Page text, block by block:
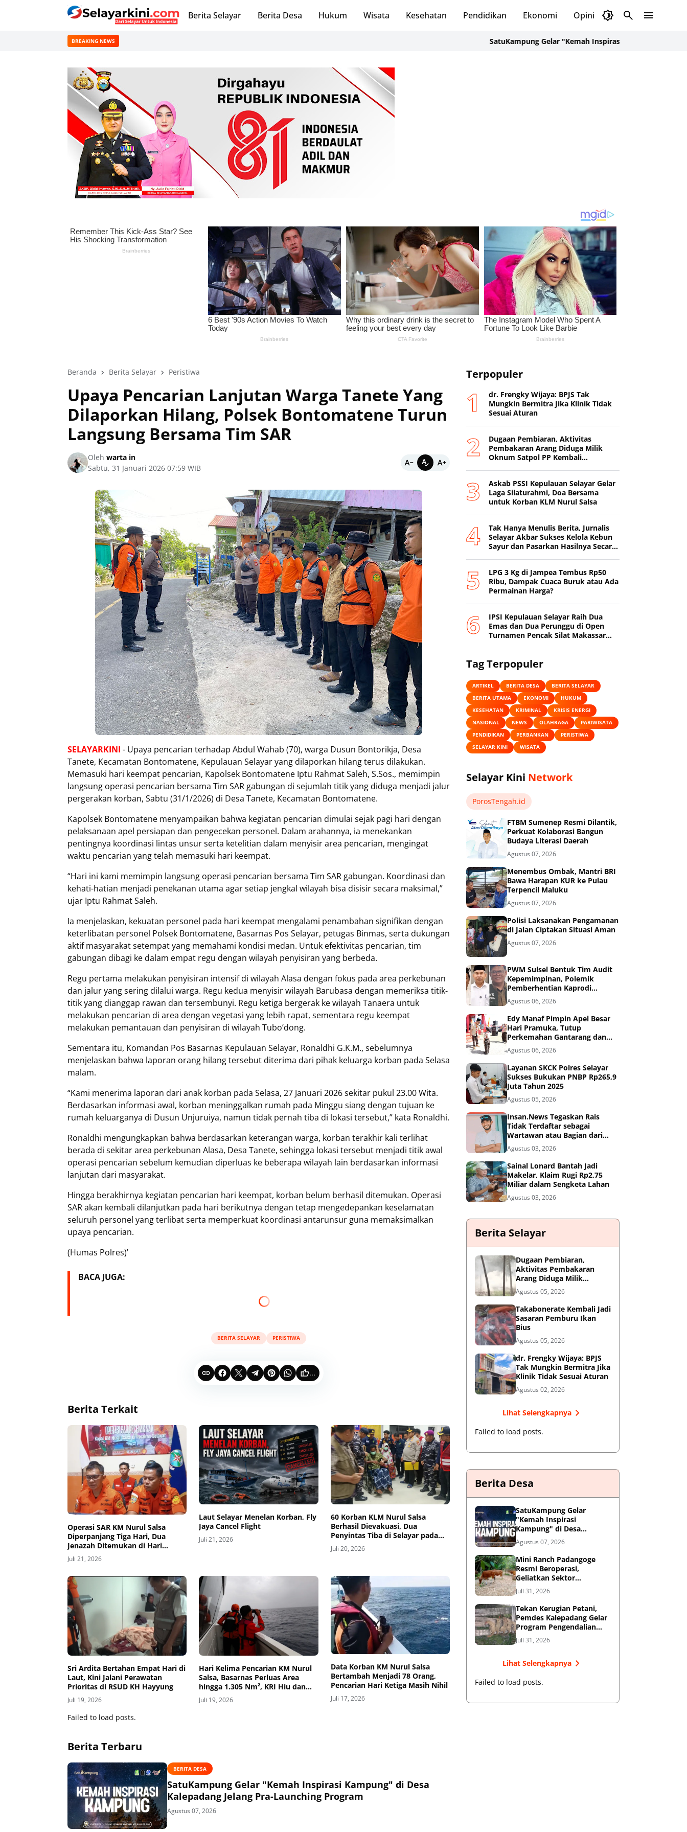
Berita Selayar Berita Desa Hukum Wisata Kesehatan Pendidikan Ekonomi Opini Selayar Kini
BREAKING NEWS SatuKampung Gelar "Kemah Inspirasi Kampung" di Desa
Beranda Berita Selayar Peristiwa
Upaya Pencarian Lanjutan Warga Tanete Yang
Dilaporkan Hilang, Polsek Bontomatene Turun
Langsung Bersama Tim SAR
Oleh warta in
Sabtu, 31 Januari 2026 07:59 WIB
SELAYARKINI - Upaya pencarian terhadap Abdul Wahab (70), warga Dusun Bontorikja, Desa
Tanete, Kecamatan Bontomatene, Kepulauan Selayar yang dilaporkan hilang terus dilakukan.
Memasuki hari keempat pencarian, Kapolsek Bontomatene Iptu Rahmat Saleh, S.Sos., memimpin
langsung operasi pencarian bersama Tim SAR gabungan di sejumlah titik yang diduga menjadi jalur
pergerakan korban, Sabtu (31/1/2026) di Desa Tanete, Kecamatan Bontomatene.
Kapolsek Bontomatene menyampaikan bahwa kegiatan pencarian dimulai sejak pagi hari dengan
pelaksanaan apel persiapan dan pengecekan personel. Dalam arahannya, ia menekankan
pentingnya koordinasi lintas unsur serta ketelitian dalam menyisir area pencarian, mengingat
waktu pencarian yang telah memasuki hari keempat.
“Hari ini kami memimpin langsung operasi pencarian bersama Tim SAR gabungan. Koordinasi dan
kehati-hatian menjadi penekanan utama agar setiap jengkal wilayah bisa disisir secara maksimal,”
ujar Iptu Rahmat Saleh.
Ia menjelaskan, kekuatan personel pada hari keempat mengalami penambahan signifikan dengan
keterlibatan personel Polsek Bontomatene, Basarnas Pos Selayar, petugas Binmas, serta dukungan
aktif masyarakat setempat yang memahami kondisi medan. Untuk efektivitas pencarian, tim
gabungan dibagi ke dalam empat regu dengan wilayah penyisiran yang berbeda.
Regu pertama melakukan penyisiran intensif di wilayah Alasa dengan fokus pada area perkebunan
dan jalur yang sering dilalui warga. Regu kedua menyisir wilayah Barubasa dengan memeriksa titik-
titik yang dianggap rawan dan tersembunyi. Regu ketiga bergerak ke wilayah Tanaera untuk
melakukan pencarian di area dengan vegetasi yang lebih rapat, sementara regu keempat
melakukan pemantauan dan penyisiran di wilayah Tubo’dong.
Sementara itu, Komandan Pos Basarnas Kepulauan Selayar, Ronaldhi G.K.M., sebelumnya
menjelaskan bahwa laporan orang hilang tersebut diterima dari pihak keluarga korban pada Selasa
malam.
“Kami menerima laporan dari anak korban pada Selasa, 27 Januari 2026 sekitar pukul 23.00 Wita.
Berdasarkan informasi awal, korban meninggalkan rumah pada Minggu siang dengan tujuan ke
rumah keluarganya di Dusun Unjuruiya, namun tidak pernah tiba di lokasi tersebut,” kata Ronaldhi.
Ronaldhi mengungkapkan bahwa berdasarkan keterangan warga, korban terakhir kali terlihat
berada di sekitar area perkebunan Alasa, Desa Tanete, sehingga lokasi tersebut menjadi titik awal
operasi pencarian sebelum kemudian diperluas ke beberapa wilayah lain berdasarkan informasi
lanjutan dari masyarakat.
Hingga berakhirnya kegiatan pencarian hari keempat, korban belum berhasil ditemukan. Operasi
SAR akan kembali dilanjutkan pada hari berikutnya dengan tetap mengedepankan keselamatan
seluruh personel yang terlibat serta memperkuat koordinasi antarunsur guna memaksimalkan
upaya pencarian.
(Humas Polres)’
BACA JUGA:
BERITA SELAYAR PERISTIWA
...
Berita Terkait
Operasi SAR KM Nurul Salsa
Diperpanjang Tiga Hari, Dua
Jenazah Ditemukan di Hari
Ketujuh
Juli 21, 2026
‎Laut Selayar Menelan Korban, Fly
Jaya Cancel Flight
Juli 21, 2026
60 Korban KLM Nurul Salsa
Berhasil Dievakuasi, Dua
Penyintas Tiba di Selayar pada
Hari Keenam Operasi SAR
Gabungan
Juli 20, 2026
‎Sri Ardita Bertahan Empat Hari di
Laut, Kini Jalani Perawatan
Prioritas di RSUD KH Hayyung
Juli 19, 2026
Hari Kelima Pencarian KM Nurul
Salsa, Basarnas Perluas Area
hingga 1.305 Nm², KRI Hiu dan
KRI Marlin Perkuat Operasi SAR
Juli 19, 2026
Data Korban KM Nurul Salsa
Bertambah Menjadi 78 Orang,
Pencarian Hari Ketiga Masih Nihil
Juli 17, 2026
Failed to load posts.
Berita Terbaru
BERITA DESA
SatuKampung Gelar "Kemah Inspirasi Kampung" di Desa
Kalepadang Jelang Pra-Launching Program
Agustus 07, 2026
Terpopuler
dr. Frengky Wijaya: BPJS Tak
Mungkin Bermitra Jika Klinik Tidak
Sesuai Aturan
Dugaan Pembiaran, Aktivitas
Pembakaran Arang Diduga Milik
Oknum Satpol PP Kembali
‎Askab PSSI Kepulauan Selayar Gelar
Laga Silaturahmi, Doa Bersama
untuk Korban KLM Nurul Salsa
‎Tak Hanya Menulis Berita, Jurnalis
Selayar Akbar Sukses Kelola Kebun
Sayur dan Pasarkan Hasilnya Secara
‎LPG 3 Kg di Jampea Tembus Rp50
Ribu, Dampak Cuaca Buruk atau Ada
Permainan Harga? ‎
IPSI Kepulauan Selayar Raih Dua
Emas dan Dua Perunggu di Open
Turnamen Pencak Silat Makassar
Tag Terpopuler
ARTIKEL BERITA DESA
BERITA SELAYAR
BERITA UTAMA
EKONOMI
HUKUM
KESEHATAN
KRIMINAL
KRISIS ENERGI
NASIONAL
NEWS OLAHRAGA
PARIWISATA
PENDIDIKAN
PERBANKAN
PERISTIWA
SELAYAR KINI
WISATA
Selayar Kini Network
PorosTengah.id
FTBM Sumenep Resmi Dilantik,
Perkuat Kolaborasi Bangun
Budaya Literasi Daerah
Agustus 07, 2026
Menembus Ombak, Mantri BRI
Bawa Harapan KUR ke Pulau
Terpencil Maluku
Agustus 07, 2026
Polisi Laksanakan Pengamanan
di Jalan Ciptakan Situasi Aman
Agustus 07, 2026
PWM Sulsel Bentuk Tim Audit
Kepemimpinan, Polemik
Pemberhentian Kaprodi
Unmuh Barru Masuk Tahap
Penyelidikan
Agustus 06, 2026
Edy Manaf Pimpin Apel Besar
Hari Pramuka, Tutup
Perkemahan Gantarang dan
Lepas Kontingen Jamnas XII
2026
Agustus 06, 2026
Layanan SKCK Polres Selayar
Sukses Bukukan PNBP Rp265,9
Juta Tahun 2025
Agustus 05, 2026
Insan.News Tegaskan Rais
Tidak Terdaftar sebagai
Wartawan atau Bagian dari
Redaksi
Agustus 03, 2026
Sainal Lonard Bantah Jadi
Makelar, Klaim Rugi Rp2,75
Miliar dalam Sengketa Lahan
Agustus 03, 2026
Berita Selayar
Dugaan Pembiaran,
Aktivitas Pembakaran
Arang Diduga Milik
Oknum Satpol PP Kembali
Beroperasi
Agustus 05, 2026
Takabonerate Kembali Jadi
Sasaran Pemburu Ikan
Bius
Agustus 05, 2026
dr. Frengky Wijaya: BPJS
Tak Mungkin Bermitra Jika
Klinik Tidak Sesuai Aturan
Agustus 02, 2026
Lihat Selengkapnya
Failed to load posts.
Berita Desa
SatuKampung Gelar
"Kemah Inspirasi
Kampung" di Desa
Kalepadang Jelang Pra-
Launching Program
Agustus 07, 2026
‎Mini Ranch Padangoge
Resmi Beroperasi,
Geliatkan Sektor
Peternakan Sapi di
Kepulauan Selayar ‎
Juli 31, 2026
Tekan Kerugian Petani,
Pemdes Kalepadang Gelar
Program Pengendalian
Hama Tupai
Juli 31, 2026
Lihat Selengkapnya
Failed to load posts.